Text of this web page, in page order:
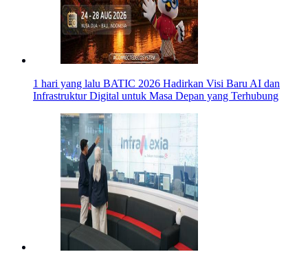
1 hari yang lalu BATIC 2026 Hadirkan Visi Baru AI dan
Infrastruktur Digital untuk Masa Depan yang Terhubung